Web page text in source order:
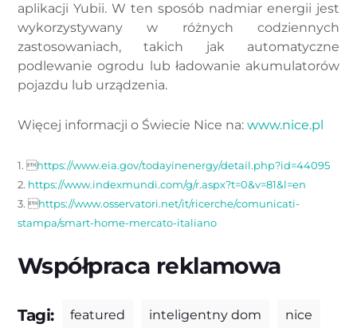
aplikacji Yubii. W ten sposób nadmiar energii jest
wykorzystywany w różnych codziennych
zastosowaniach, takich jak automatyczne
podlewanie ogrodu lub ładowanie akumulatorów
pojazdu lub urządzenia.
Więcej informacji o Świecie Nice na: www.nice.pl
1. https://www.eia.gov/todayinenergy/detail.php?id=44095
2. https://www.indexmundi.com/g/r.aspx?t=0&v=81&l=en
3. https://www.osservatori.net/it/ricerche/comunicati-
stampa/smart-home-mercato-italiano
Współpraca reklamowa
Tagi: featured inteligentny dom nice